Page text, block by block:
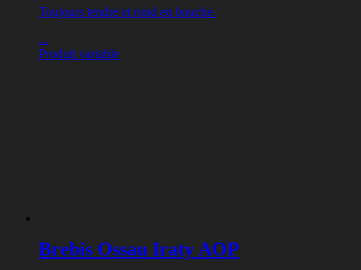
Toujours tendre et rond en bouche.
...
Produit variable
Brebis Ossau Iraty AOP